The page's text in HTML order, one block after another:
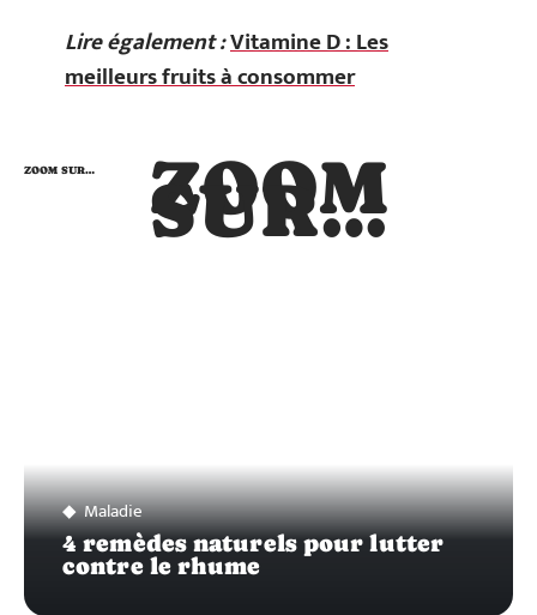
Lire également :Vitamine D : Les
meilleurs fruits à consommer
ZOOM
SUR…
ZOOM SUR…
Maladie
4 remèdes naturels pour lutter
contre le rhume